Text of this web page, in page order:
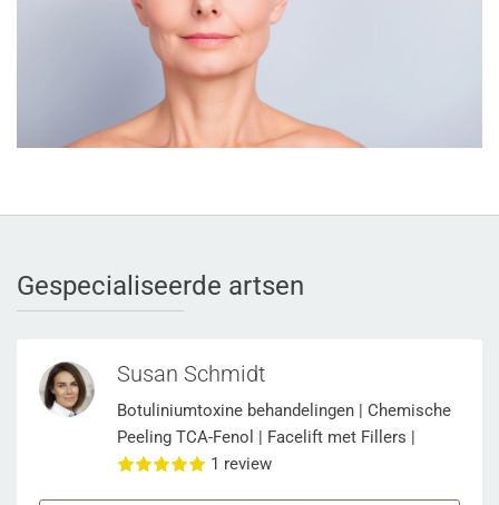
Gespecialiseerde artsen
Susan Schmidt
Botuliniumtoxine behandelingen | Chemische
Peeling TCA-Fenol | Facelift met Fillers |
Fenol Peeling |Gezicht Fillers
1 review